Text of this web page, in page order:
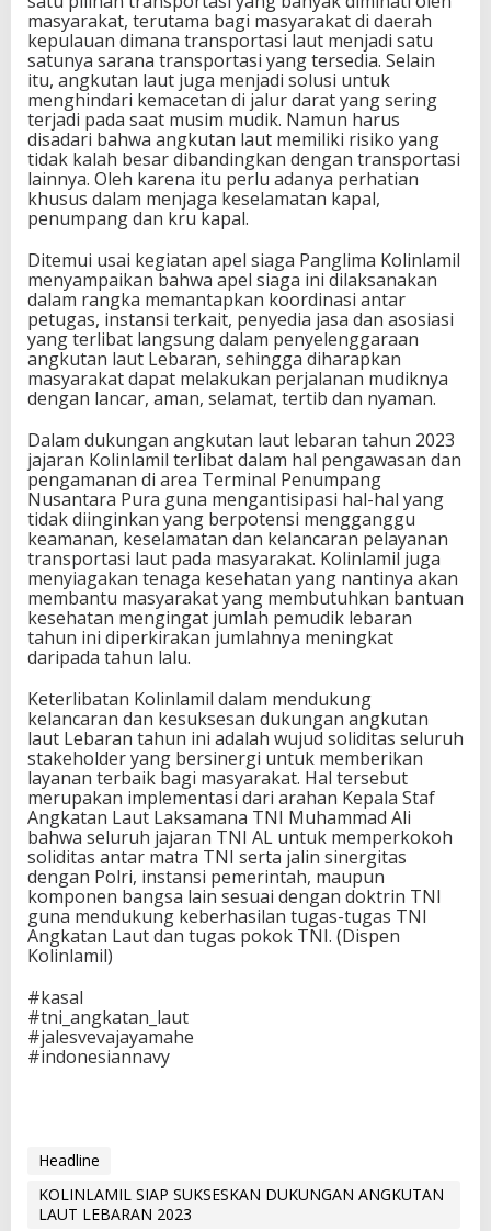
masyarakat, terutama bagi masyarakat di daerah
kepulauan dimana transportasi laut menjadi satu
satunya sarana transportasi yang tersedia. Selain
itu, angkutan laut juga menjadi solusi untuk
menghindari kemacetan di jalur darat yang sering
terjadi pada saat musim mudik. Namun harus
disadari bahwa angkutan laut memiliki risiko yang
tidak kalah besar dibandingkan dengan transportasi
lainnya. Oleh karena itu perlu adanya perhatian
khusus dalam menjaga keselamatan kapal,
penumpang dan kru kapal.
Ditemui usai kegiatan apel siaga Panglima Kolinlamil
menyampaikan bahwa apel siaga ini dilaksanakan
dalam rangka memantapkan koordinasi antar
petugas, instansi terkait, penyedia jasa dan asosiasi
yang terlibat langsung dalam penyelenggaraan
angkutan laut Lebaran, sehingga diharapkan
masyarakat dapat melakukan perjalanan mudiknya
dengan lancar, aman, selamat, tertib dan nyaman.
Dalam dukungan angkutan laut lebaran tahun 2023
jajaran Kolinlamil terlibat dalam hal pengawasan dan
pengamanan di area Terminal Penumpang
Nusantara Pura guna mengantisipasi hal-hal yang
tidak diinginkan yang berpotensi mengganggu
keamanan, keselamatan dan kelancaran pelayanan
transportasi laut pada masyarakat. Kolinlamil juga
menyiagakan tenaga kesehatan yang nantinya akan
membantu masyarakat yang membutuhkan bantuan
kesehatan mengingat jumlah pemudik lebaran
tahun ini diperkirakan jumlahnya meningkat
daripada tahun lalu.
Keterlibatan Kolinlamil dalam mendukung
kelancaran dan kesuksesan dukungan angkutan
laut Lebaran tahun ini adalah wujud soliditas seluruh
stakeholder yang bersinergi untuk memberikan
layanan terbaik bagi masyarakat. Hal tersebut
merupakan implementasi dari arahan Kepala Staf
Angkatan Laut Laksamana TNI Muhammad Ali
bahwa seluruh jajaran TNI AL untuk memperkokoh
soliditas antar matra TNI serta jalin sinergitas
dengan Polri, instansi pemerintah, maupun
komponen bangsa lain sesuai dengan doktrin TNI
guna mendukung keberhasilan tugas-tugas TNI
Angkatan Laut dan tugas pokok TNI. (Dispen
Kolinlamil)
#kasal
#tni_angkatan_laut
#jalesvevajayamahe
#indonesiannavy
Headline
KOLINLAMIL SIAP SUKSESKAN DUKUNGAN ANGKUTAN
LAUT LEBARAN 2023